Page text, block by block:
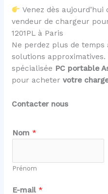
Venez dès
vendeur de chargeur
1201PL à Paris
Ne perdez plus de
solutions
spécialisée PC portable
pour acheter votre
Contacter nous
C
o
m
n
Nom *
Prénom
E-mail *